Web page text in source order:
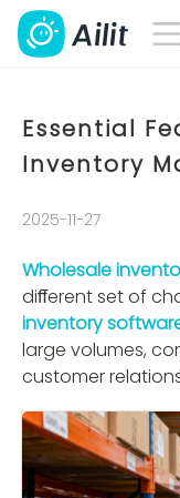
Essential
Inventory
2025-11-27
Wholesale
diﬀerent set of
inventory
large volumes,
customer